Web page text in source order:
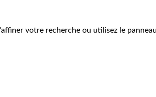
votre recherche ou utilisez le